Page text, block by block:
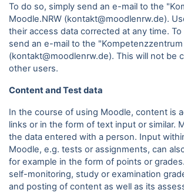
To do so, simply send an e-mail to the
Moodle.NRW (kontakt@moodlenrw.de).
their access data corrected at any time.
send an e-mail to the "Kompetenzzentrum
(kontakt@moodlenrw.de). This will not be
other users.
Content and Test data
In the course of using Moodle, content is
links or in the form of text input or similar.
the data entered with a person. Input
Moodle, e.g. tests or assignments, can
for example in the form of points or
self-monitoring, study or examination
and posting of content as well as its